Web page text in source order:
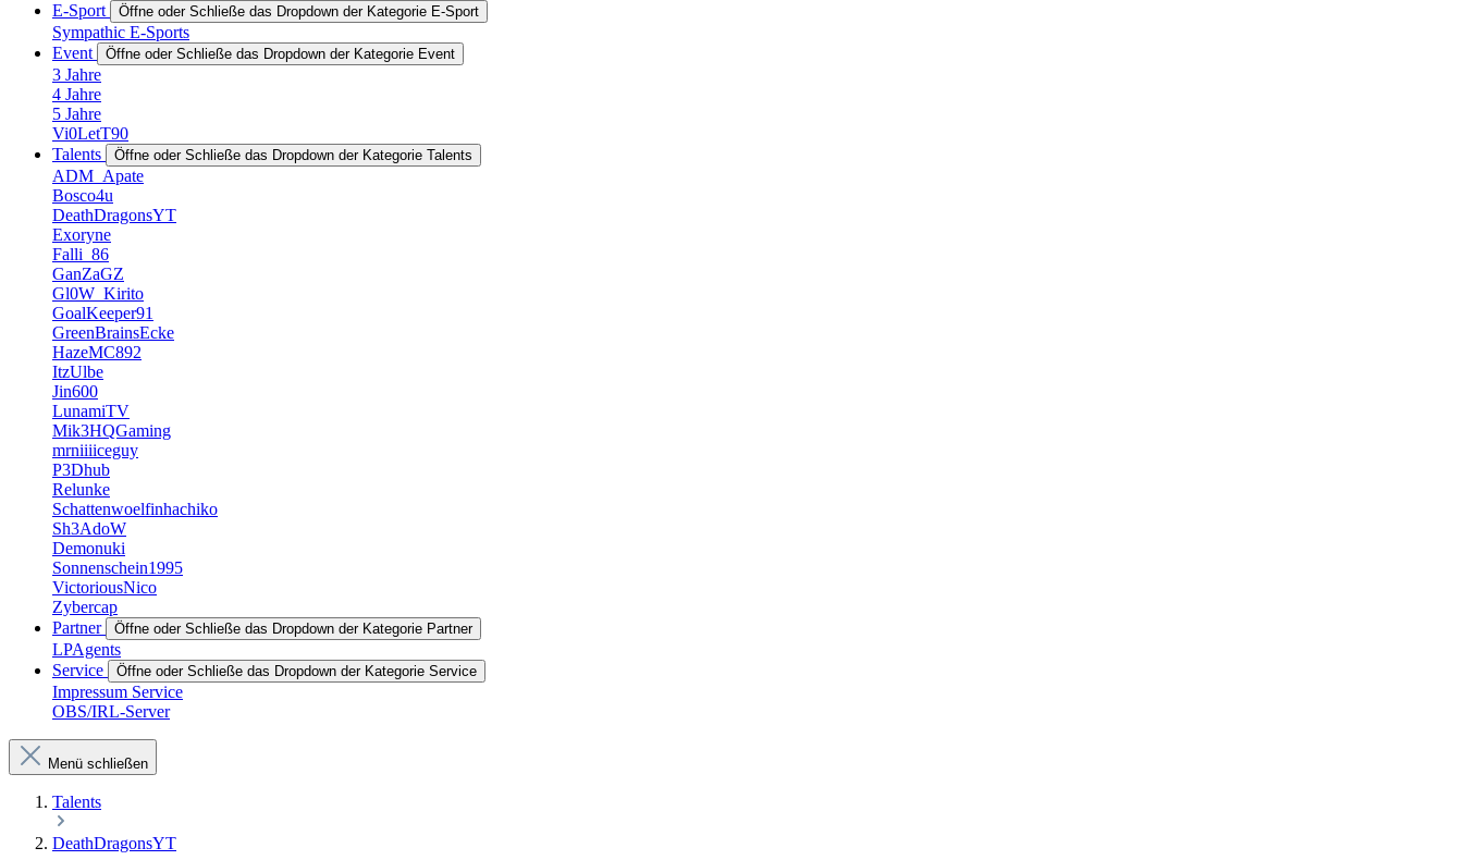
E-Sport
Öffne oder Schließe das Dropdown der Kategorie E-Sport
Sympathic E-Sports
Event
Öffne oder Schließe das Dropdown der Kategorie Event
3 Jahre
4 Jahre
5 Jahre
Vi0LetT90
Talents
Öffne oder Schließe das Dropdown der Kategorie Talents
ADM_Apate
Bosco4u
DeathDragonsYT
Exoryne
Falli_86
GanZaGZ
Gl0W_Kirito
GoalKeeper91
GreenBrainsEcke
HazeMC892
ItzUlbe
Jin600
LunamiTV
Mik3HQGaming
mrniiiiceguy
P3Dhub
Relunke
Schattenwoelfinhachiko
Sh3AdoW
Demonuki
Sonnenschein1995
VictoriousNico
Zybercap
Partner
Öffne oder Schließe das Dropdown der Kategorie Partner
LPAgents
Service
Öffne oder Schließe das Dropdown der Kategorie Service
Impressum Service
OBS/IRL-Server
Menü schließen
Talents
DeathDragonsYT